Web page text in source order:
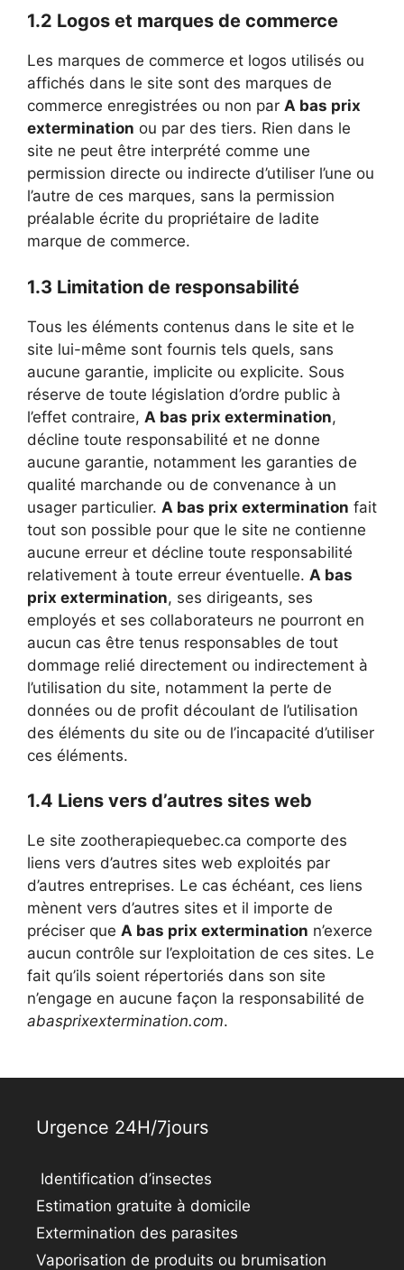
1.2 Logos et marques de commerce
Les marques de commerce et logos utilisés ou
affichés dans le site sont des marques de
commerce enregistrées ou non par A bas prix
extermination ou par des tiers. Rien dans le
site ne peut être interprété comme une
permission directe ou indirecte d’utiliser l’une ou
l’autre de ces marques, sans la permission
préalable écrite du propriétaire de ladite
marque de commerce.
1.3 Limitation de responsabilité
Tous les éléments contenus dans le site et le
site lui-même sont fournis tels quels, sans
aucune garantie, implicite ou explicite. Sous
réserve de toute législation d’ordre public à
l’effet contraire, A bas prix extermination,
décline toute responsabilité et ne donne
aucune garantie, notamment les garanties de
qualité marchande ou de convenance à un
usager particulier. A bas prix extermination fait
tout son possible pour que le site ne contienne
aucune erreur et décline toute responsabilité
relativement à toute erreur éventuelle. A bas
prix extermination, ses dirigeants, ses
employés et ses collaborateurs ne pourront en
aucun cas être tenus responsables de tout
dommage relié directement ou indirectement à
l’utilisation du site, notamment la perte de
données ou de profit découlant de l’utilisation
des éléments du site ou de l’incapacité d’utiliser
ces éléments.
1.4 Liens vers d’autres sites web
Le site zootherapiequebec.ca comporte des
liens vers d’autres sites web exploités par
d’autres entreprises. Le cas échéant, ces liens
mènent vers d’autres sites et il importe de
préciser que A bas prix extermination n’exerce
aucun contrôle sur l’exploitation de ces sites. Le
fait qu’ils soient répertoriés dans son site
n’engage en aucune façon la responsabilité de
abasprixextermination.com.
Urgence 24H/7jours
Identification d’insectes
Estimation gratuite à domicile
Extermination des parasites
Vaporisation de produits ou brumisation